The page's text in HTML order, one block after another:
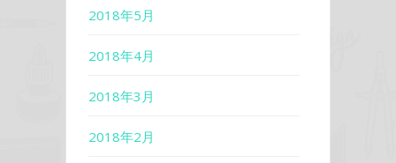
2018年5月
2018年4月
2018年3月
2018年2月